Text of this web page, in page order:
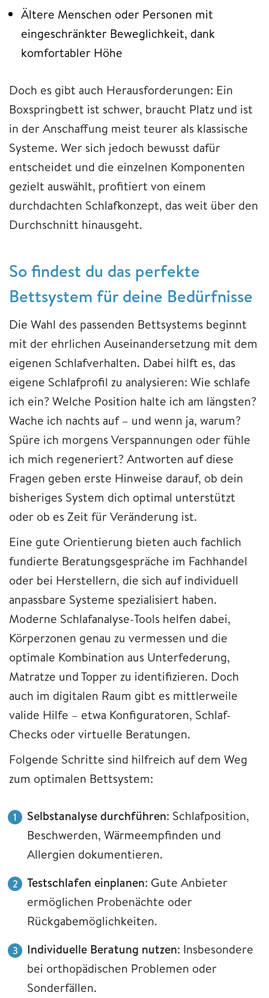
Ältere Menschen oder Personen mit
eingeschränkter Beweglichkeit, dank
komfortabler Höhe
Doch es gibt auch Herausforderungen: Ein
Boxspringbett ist schwer, braucht Platz und ist
in der Anschaffung meist teurer als klassische
Systeme. Wer sich jedoch bewusst dafür
entscheidet und die einzelnen Komponenten
gezielt auswählt, profitiert von einem
durchdachten Schlafkonzept, das weit über den
Durchschnitt hinausgeht.
So findest du das perfekte
Bettsystem für deine Bedürfnisse
Die Wahl des passenden Bettsystems beginnt
mit der ehrlichen Auseinandersetzung mit dem
eigenen Schlafverhalten. Dabei hilft es, das
eigene Schlafprofil zu analysieren: Wie schlafe
ich ein? Welche Position halte ich am längsten?
Wache ich nachts auf – und wenn ja, warum?
Spüre ich morgens Verspannungen oder fühle
ich mich regeneriert? Antworten auf diese
Fragen geben erste Hinweise darauf, ob dein
bisheriges System dich optimal unterstützt
oder ob es Zeit für Veränderung ist.
Eine gute Orientierung bieten auch fachlich
fundierte Beratungsgespräche im Fachhandel
oder bei Herstellern, die sich auf individuell
anpassbare Systeme spezialisiert haben.
Moderne Schlafanalyse-Tools helfen dabei,
Körperzonen genau zu vermessen und die
optimale Kombination aus Unterfederung,
Matratze und Topper zu identifizieren. Doch
auch im digitalen Raum gibt es mittlerweile
valide Hilfe – etwa Konfiguratoren, Schlaf-
Checks oder virtuelle Beratungen.
Folgende Schritte sind hilfreich auf dem Weg
zum optimalen Bettsystem:
Selbstanalyse durchführen: Schlafposition,
Beschwerden, Wärmeempfinden und
Allergien dokumentieren.
Testschlafen einplanen: Gute Anbieter
ermöglichen Probenächte oder
Rückgabemöglichkeiten.
Individuelle Beratung nutzen: Insbesondere
bei orthopädischen Problemen oder
Sonderfällen.